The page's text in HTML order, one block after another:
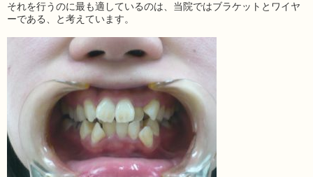
それを行うのに最も適しているのは、当院ではブラケットとワイヤ
ーである、と考えています。